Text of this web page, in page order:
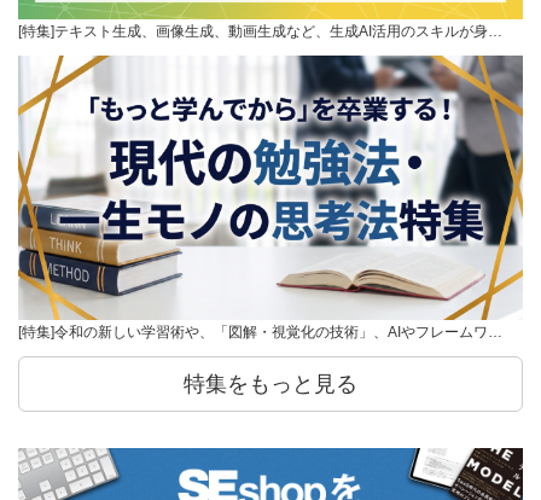
[特集]テキスト生成、画像生成、動画生成など、生成AI活用のスキルが身…
[特集]令和の新しい学習術や、「図解・視覚化の技術」、AIやフレームワ…
特集をもっと見る